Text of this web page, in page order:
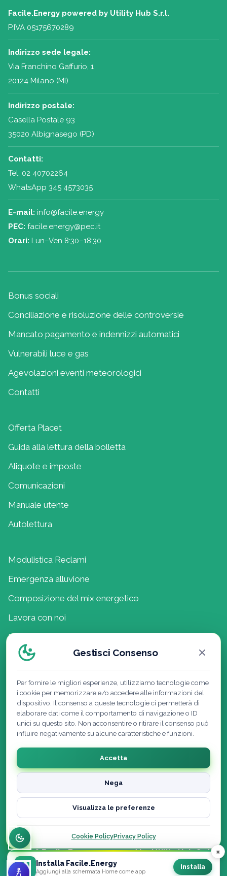
Facile.Energy powered by Utility Hub S.r.l.
P.IVA 05175670289
Indirizzo sede legale:
Via Franchino Gaffurio, 1
20124 Milano (MI)
Indirizzo postale:
Casella Postale 93
35020 Albignasego (PD)
Contatti:
Tel. 02 40702264
WhatsApp 345 4573035
E-mail: info@facile.energy
PEC: facile.energy@pec.it
Orari: Lun–Ven 8:30–18:30
Bonus sociali
Conciliazione e risoluzione delle controversie
Mancato pagamento e indennizzi automatici
Vulnerabili luce e gas
Agevolazioni eventi meteorologici
Contatti
Offerta Placet
Guida alla lettura della bolletta
Aliquote e imposte
Comunicazioni
Manuale utente
Autolettura
Modulistica Reclami
Emergenza alluvione
Composizione del mix energetico
Lavora con noi
Politica della Qualità
Cookie Policy | Privacy Policy | Note Legali
|
Recedi dal contratto qui
Dichiarazione di accessibilità
© 2026 Facile.Energy powered by Utility Hub S.r.l. ·
Tutti i diritti riservati
Gestisci Consenso
Per fornire le migliori esperienze, utilizziamo tecnologie come
i cookie per memorizzare e/o accedere alle informazioni del
dispositivo. Il consenso a queste tecnologie ci permetterà di
elaborare dati come il comportamento di navigazione o ID
unici su questo sito. Non acconsentire o ritirare il consenso può
influire negativamente su alcune caratteristiche e funzioni.
Accetta
Nega
Visualizza le preferenze
Cookie PolicyPrivacy Policy
Installa Facile.Energy
Aggiungi alla schermata Home come app
Installa
×